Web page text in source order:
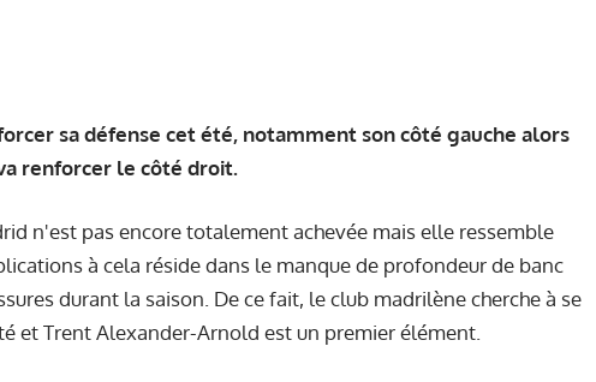
sa défense cet été, notamment son côté gauche alors
renforcer le côté droit.
n'est pas encore totalement achevée mais elle ressemble
à cela réside dans le manque de profondeur de banc
durant la saison. De ce fait, le club madrilène cherche à se
et Trent Alexander-Arnold est un premier élément.